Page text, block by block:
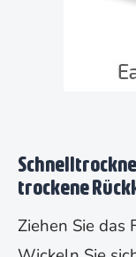
trockene
Ziehen Sie das